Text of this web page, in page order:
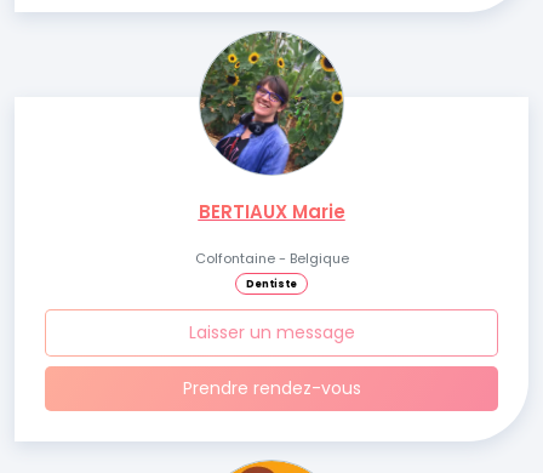
BERTIAUX Marie
Colfontaine - Belgique
Dentiste
Laisser un message
Prendre rendez-vous